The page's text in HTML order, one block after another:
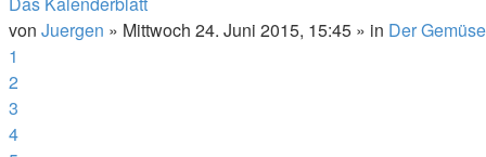
von Juergen » Mittwoch 24. Juni 2015, 15:45 » in Der
1
2
3
4